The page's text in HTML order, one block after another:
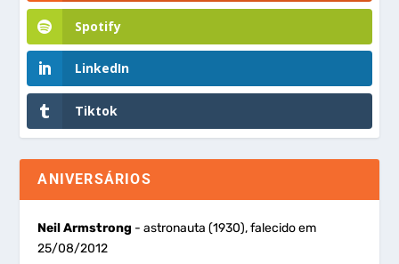
Spotify
LinkedIn
Tiktok
ANIVERSÁRIOS
Neil Armstrong - astronauta (1930), falecido em
25/08/2012